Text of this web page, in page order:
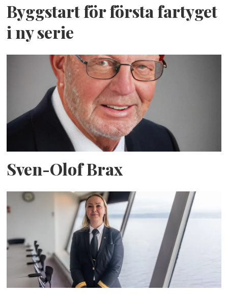
Byggstart för första fartyget
i ny serie
Sven-Olof Brax